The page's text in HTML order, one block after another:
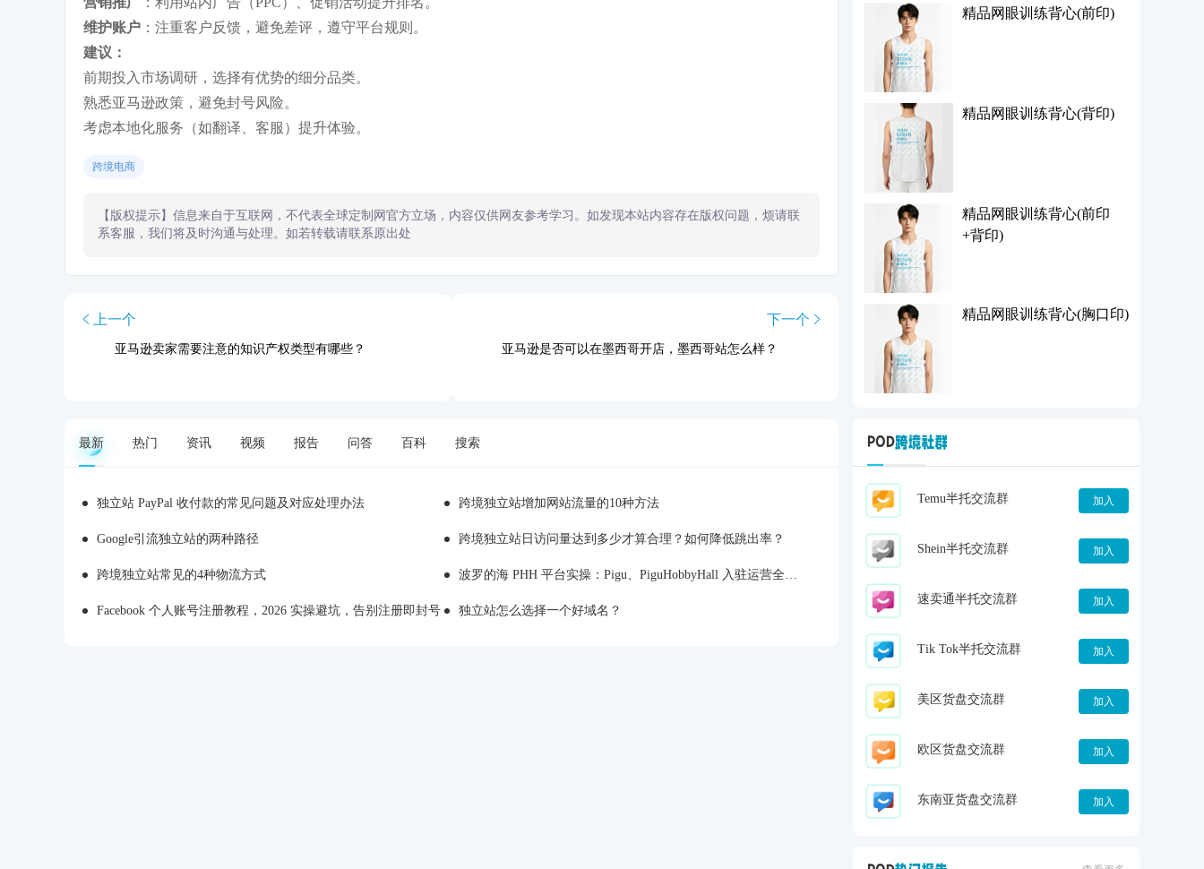
维护账户 ：注重客户反馈，避免差评，遵守平台规则。
建议：
前期投入市场调研，选择有优势的细分品类。
熟悉亚马逊政策，避免封号风险。
考虑本地化服务（如翻译、客服）提升体验。
跨境电商
【版权提示】信息来自于互联网，不代表全球定制网官方立场，内容仅供网友参考学习。如发现本站内容存在版权问题，烦请联
系客服，我们将及时沟通与处理。如若转载请联系原出处
上一个
亚马逊卖家需要注意的知识产权类型有哪些？
下一个
亚马逊是否可以在墨西哥开店，墨西哥站怎么样？
最新 热门 资讯 视频 报告 问答 百科 搜索
独立站 PayPal 收付款的常见问题及对应处理办法 跨境独立站增加网站流量的10种方法
Google引流独立站的两种路径 跨境独立站日访问量达到多少才算合理？如何降低跳出率？
跨境独立站常见的4种物流方式 波罗的海 PHH 平台实操：Pigu、PiguHobbyHall 入驻运营全解析
Facebook 个人账号注册教程，2026 实操避坑，告别注册即封号 独立站怎么选择一个好域名？
精品网眼训练背心(前印)
精品网眼训练背心(背印)
精品网眼训练背心(前印
+背印)
精品网眼训练背心(胸口印)
Temu半托交流群 加入
Shein半托交流群 加入
速卖通半托交流群 加入
Tik Tok半托交流群 加入
美区货盘交流群 加入
欧区货盘交流群 加入
东南亚货盘交流群 加入